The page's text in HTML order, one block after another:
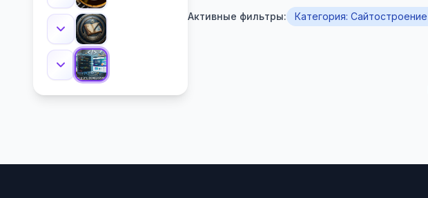
Активные фильтры: Категория: Сайтостроение